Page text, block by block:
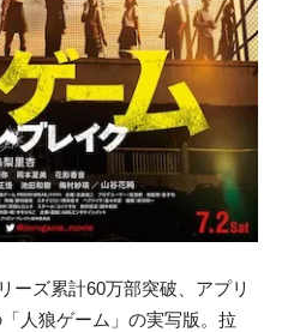
ーズ累計60万部突破、アプリ
人狼ゲーム」の実写版。拉